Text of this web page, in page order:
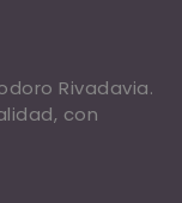
Rivadavia.
con